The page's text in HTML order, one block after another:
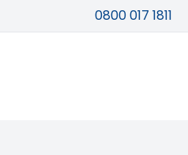
0800 017 1811